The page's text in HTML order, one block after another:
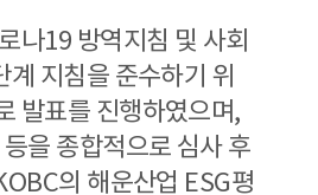
나19 방역지침 및 사회
지침을 준수하기 위
발표를 진행하였으며,
을 종합적으로 심사 후
의 해운산업 ESG평